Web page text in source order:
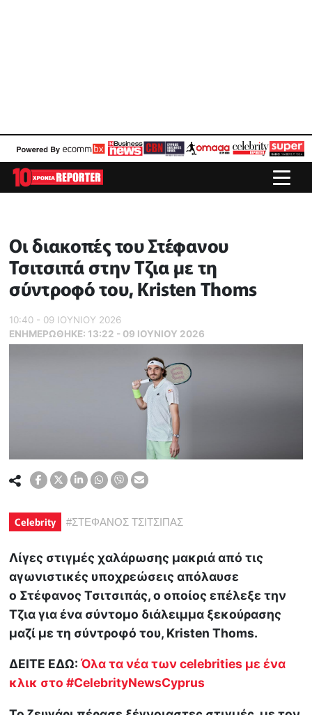
Οι διακοπές του Στέφανου
Τσιτσιπά στην Τζια με τη
σύντροφό του, Kristen Thoms
10:40 - 09 ΙΟΥΝΙΟΥ 2026
ΕΝΗΜΕΡΏΘΗΚΕ: 13:22 - 09 ΙΟΥΝΙΟΥ 2026
Celebrity #ΣΤΕΦΑΝΟΣ ΤΣΙΤΣΙΠΑΣ
Λίγες στιγμές χαλάρωσης μακριά από τις
αγωνιστικές υποχρεώσεις απόλαυσε
ο Στέφανος Τσιτσιπάς, ο οποίος επέλεξε την
Τζια για ένα σύντομο διάλειμμα ξεκούρασης
μαζί με τη σύντροφό του, Kristen Thoms.
ΔΕΙΤΕ ΕΔΩ:Όλα τα νέα των celebrities με ένα
κλικ στο #CelebrityNewsCyprus